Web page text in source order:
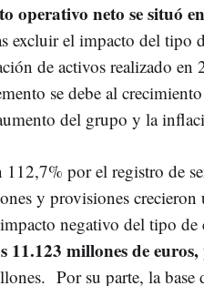
operativo neto se situó
excluir el impacto del tipo
de activos realizado
se debe al
del grupo y la
por el registro de
y provisiones
negativo del tipo
11.123 millones de euros,
Por su parte, la base